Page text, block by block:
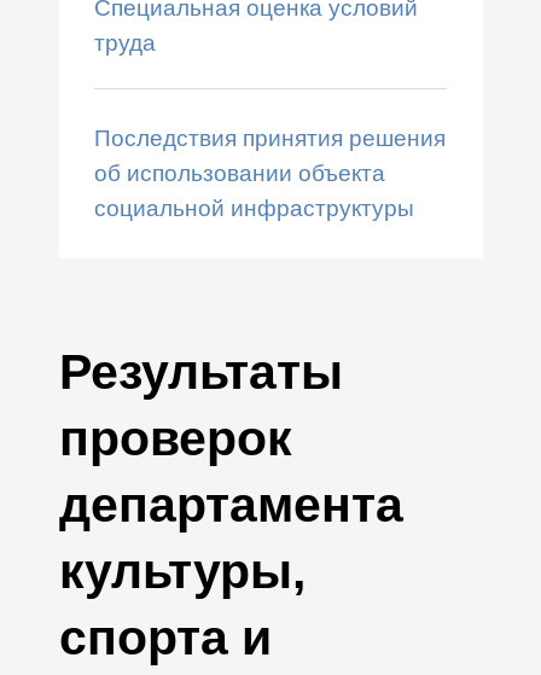
Специальная оценка условий
труда
Последствия принятия решения
об использовании объекта
социальной инфраструктуры
Результаты
проверок
департамента
культуры,
спорта и